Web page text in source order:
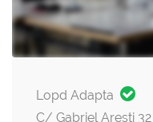
Lopd Adapta
C/ Gabriel Aresti